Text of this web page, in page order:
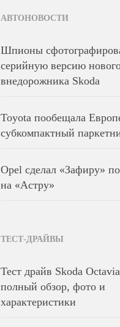
АВТОНОВОСТИ
Шпионы
серийную версию
внедорожника Skoda
Toyota пообещала
субкомпактный
Opel сделал «Зафиру»
на «Астру»
ТЕСТ-ДРАЙВЫ
Тест драйв Skoda
полный обзор, фото и
характеристики